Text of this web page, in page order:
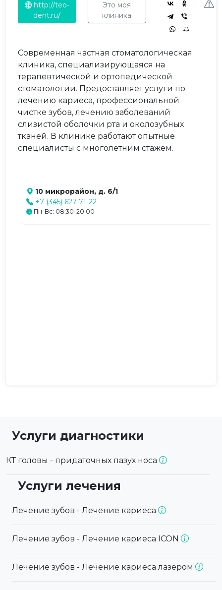
http://teo-
dent.ru/
Это моя
клиника
Современная частная стоматологическая
клиника, специализирующаяся на
терапевтической и ортопедической
стоматологии. Предоставляет услуги по
лечению кариеса, профессиональной
чистке зубов, лечению заболеваний
слизистой оболочки рта и околозубных
тканей. В клинике работают опытные
специалисты с многолетним стажем.
10 микрорайон, д. 6/1
+7 (345) 627-71-22
Пн-Вс: 08:30-20:00
Услуги диагностики
КТ головы - придаточных пазух носа
Услуги лечения
Лечение зубов - Лечение кариеса
Лечение зубов - Лечение кариеса ICON
Лечение зубов - Лечение кариеса лазером